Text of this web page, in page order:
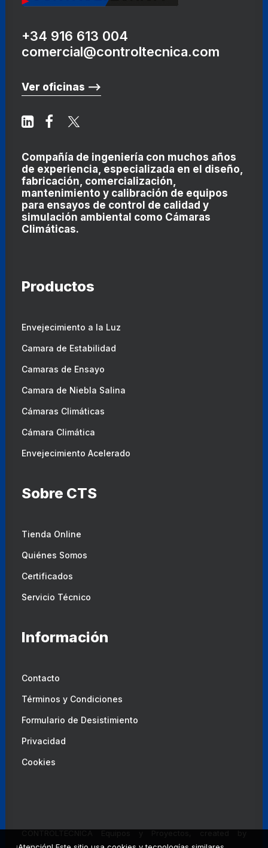
+34 916 613 004
comercial@controltecnica.com
Ver oficinas ⟶
Compañía de ingeniería con muchos años
de experiencia, especializada en el diseño,
fabricación, comercialización,
mantenimiento y calibración de equipos
para ensayos de control de calidad y
simulación ambiental como Cámaras
Climáticas.
Productos
Envejecimiento a la Luz
Camara de Estabilidad
Camaras de Ensayo
Camara de Niebla Salina
Cámaras Climáticas
Cámara Climática
Envejecimiento Acelerado
Sobre CTS
Tienda Online
Quiénes Somos
Certificados
Servicio Técnico
Información
Contacto
Términos y Condiciones
Formulario de Desistimiento
Privacidad
Cookies